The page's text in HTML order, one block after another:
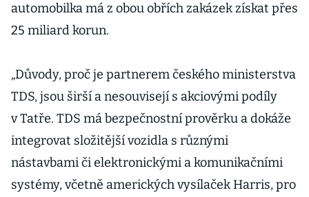
automobilka má z obou obřích zakázek získat přes
25 miliard korun.
„Důvody, proč je partnerem českého ministerstva
TDS, jsou širší a nesouvisejí s akciovými podíly
v Tatře. TDS má bezpečnostní prověrku a dokáže
integrovat složitější vozidla s různými
nástavbami či elektronickými a komunikačními
systémy, včetně amerických vysílaček Harris, pro